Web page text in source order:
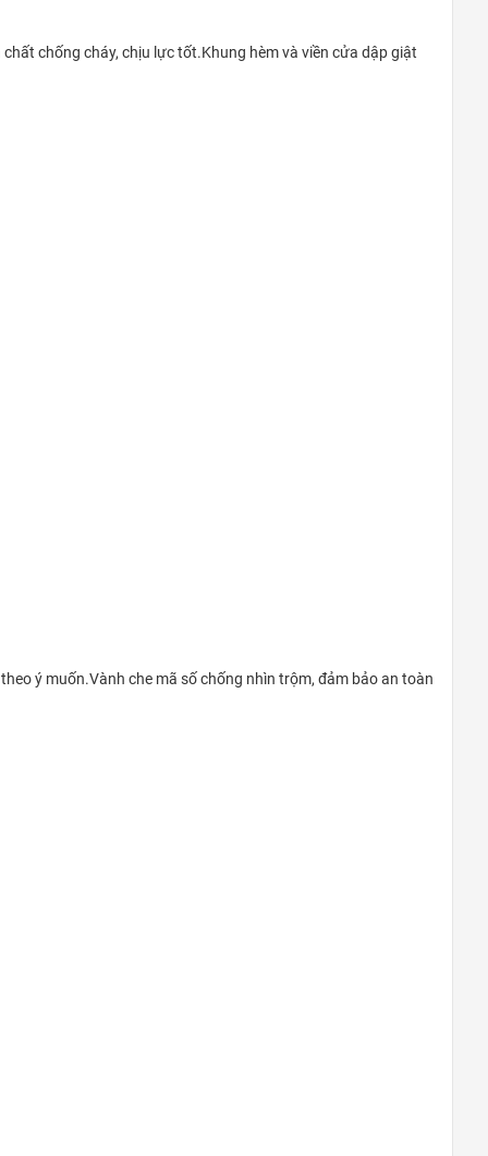
0948020788 Xem bản đồ
chống cháy, chịu lực tốt.Khung hèm và viền cửa dập giật
ý muốn.Vành che mã số chống nhìn trộm, đảm bảo an toàn